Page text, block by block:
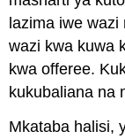
lazima iwe wazi
wazi kwa kuwa
kwa offeree.
kukubaliana na
Mkataba halisi,